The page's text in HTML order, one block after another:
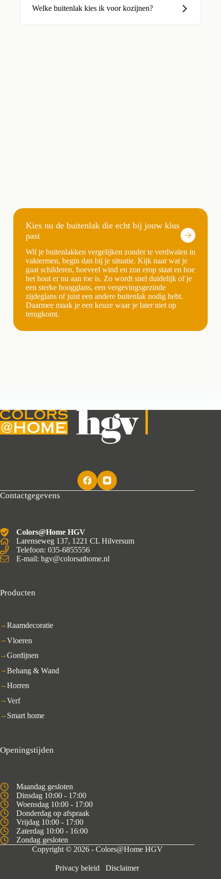
Welke buitenlak kies ik voor kozijnen?
Kies nu de buitenlak die echt bij jouw klus
past
Wil je buitenlakken vergelijken zonder te verdwalen in
vaktermen, begin dan bij je situatie. Kijk naar wat je
gaat schilderen, hoeveel wind en zon erop staat en hoe
het hout er nu aan toe is. Zo wordt snel duidelijk of je
een sterke hoogglans, een vergevingsgezinde
zijdeglans of juist een andere buitenlak nodig hebt.
Daarmee maak je een keuze waar je later niet op
terugkomt.
Contactgegevens
Colors@Home HGV
Larenseweg 137, 1221 CL Hilversum
Telefoon: 035-6855556
E-mail: hgv@colorsathome.nl
Producten
Raamdecoratie
Vloeren
Gordijnen
Behang & Wand
Horren
Verf
Smart home
Openingstijden
Maandag gesloten
Dinsdag 10:00 - 17:00
Woensdag 10:00 - 17:00
Donderdag op afspraak
Vrijdag 10:00 - 17:00
Zaterdag 10:00 - 16:00
Zondag gesloten
Copyright © 2026 - Colors@Home HGV
Privacy beleid Disclaimer